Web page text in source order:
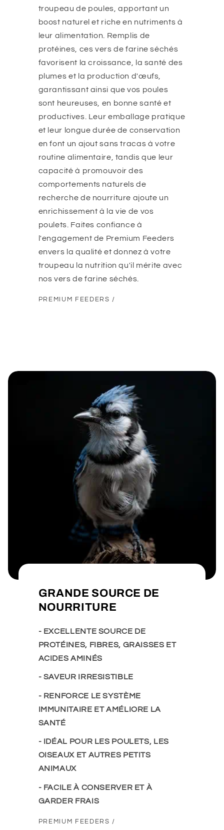
troupeau de poules, apportant un
boost naturel et riche en nutriments à
leur alimentation. Remplis de
protéines, ces vers de farine séchés
favorisent la croissance, la santé des
plumes et la production d'œufs,
garantissant ainsi que vos poules
sont heureuses, en bonne santé et
productives. Leur emballage pratique
et leur longue durée de conservation
en font un ajout sans tracas à votre
routine alimentaire, tandis que leur
capacité à promouvoir des
comportements naturels de
recherche de nourriture ajoute un
enrichissement à la vie de vos
poulets. Faites confiance à
l'engagement de Premium Feeders
envers la qualité et donnez à votre
troupeau la nutrition qu'il mérite avec
nos vers de farine séchés.
PREMIUM FEEDERS /
GRANDE SOURCE DE
NOURRITURE
- EXCELLENTE SOURCE DE
PROTÉINES, FIBRES, GRAISSES ET
ACIDES AMINÉS
- SAVEUR IRRESISTIBLE
- RENFORCE LE SYSTÈME
IMMUNITAIRE ET AMÉLIORE LA
SANTÉ
- IDÉAL POUR LES POULETS, LES
OISEAUX ET AUTRES PETITS
ANIMAUX
- FACILE À CONSERVER ET À
GARDER FRAIS
PREMIUM FEEDERS /